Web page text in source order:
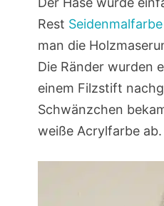
Rest Seidenmalfarbe
man die
Die Ränder wurden
einem Filzstift
Schwänzchen
weiße Acrylfarbe ab.